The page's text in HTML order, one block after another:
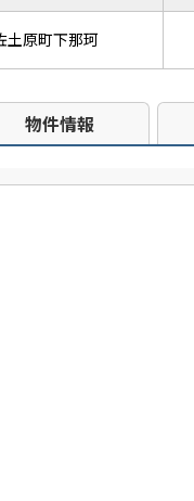
土原町下那珂
物件情報